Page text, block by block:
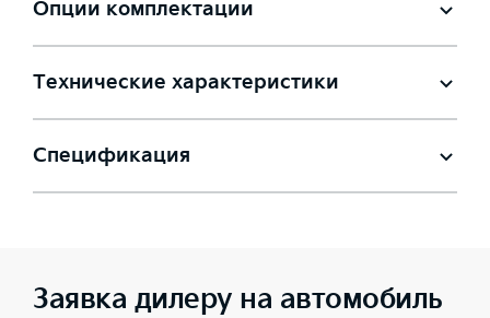
Опции комплектации
Технические характеристики
Спецификация
Заявка дилеру на автомобиль